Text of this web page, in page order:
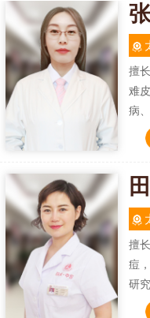
擅
难
病
擅
痘
研究